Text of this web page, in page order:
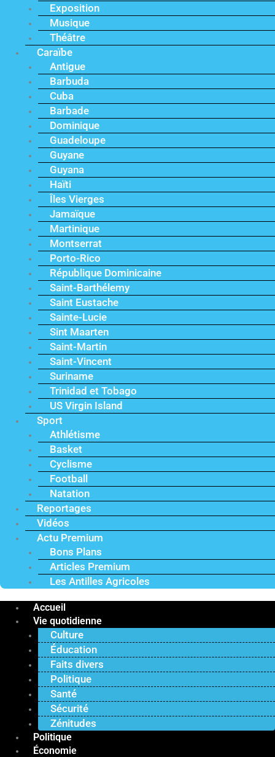
Exposition
Musique
Théâtre
Caraïbe
Antigue
Barbuda
Cuba
Barbade
Dominique
Guadeloupe
Guyane
Guyana
Haïti
Îles Vierges
Jamaïque
Martinique
Montserrat
Porto-Rico
République Dominicaine
Saint-Barthélemy
Saint Eustache
Sainte-Lucie
Sint Maarten
Saint-Martin
Saint-Vincent
Suriname
Trinidad et Tobago
US Virgin Island
Sport
Athlétisme
Basket
Cyclisme
Football
Natation
Reportages
Vidéos
Actu Premium
Bons Plans
Articles Premium
Les Antilles Agricoles
Accueil
Vie quotidienne
Culture
Éducation
Faits divers
Politique
Santé
Sécurité
Zénitudes
Politique
Économie